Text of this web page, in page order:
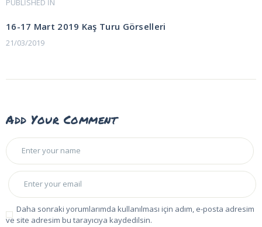
Yazı
gezinmesi
PUBLISHED IN
16-17 Mart 2019 Kaş Turu Görselleri
21/03/2019
Add Your Comment
Daha sonraki yorumlarımda kullanılması için adım, e-posta adresim
ve site adresim bu tarayıcıya kaydedilsin.